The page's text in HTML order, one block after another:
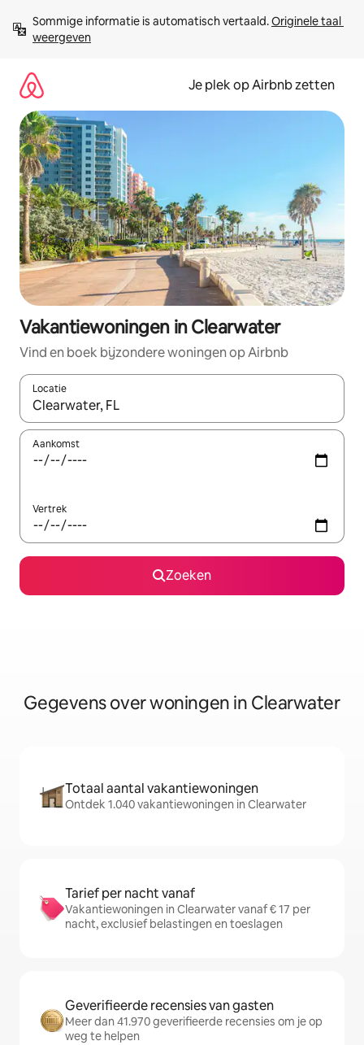
direct
naar
Sommige informatie is automatisch vertaald. Originele taal
weergeven
Je plek op Airbnb zetten
Vakantiewoningen in Clearwater
Vind en boek bijzondere woningen op Airbnb
Locatie
Wanneer er resultaten beschikbaar zijn, maak je een keuze
Aankomst
Vertrek
Zoeken
Gegevens over woningen in Clearwater
Totaal aantal vakantiewoningen
Ontdek 1.040 vakantiewoningen in Clearwater
Tarief per nacht vanaf
Vakantiewoningen in Clearwater vanaf € 17 per
nacht, exclusief belastingen en toeslagen
Geverifieerde recensies van gasten
Meer dan 41.970 geverifieerde recensies om je op
weg te helpen